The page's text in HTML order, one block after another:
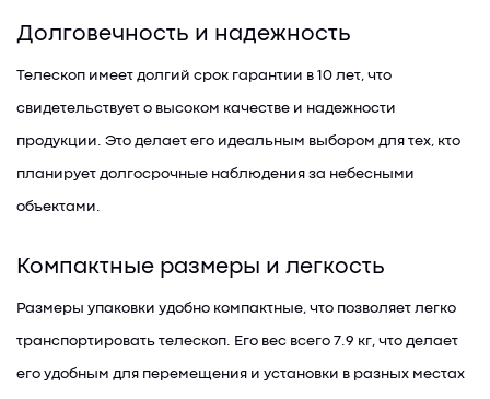
Долговечность и надежность
Телескоп имеет долгий срок гарантии в 10 лет, что
свидетельствует о высоком качестве и надежности
продукции. Это делает его идеальным выбором для тех, кто
планирует долгосрочные наблюдения за небесными
объектами.
Компактные размеры и легкость
Размеры упаковки удобно компактные, что позволяет легко
транспортировать телескоп. Его вес всего 7.9 кг, что делает
его удобным для перемещения и установки в разных местах